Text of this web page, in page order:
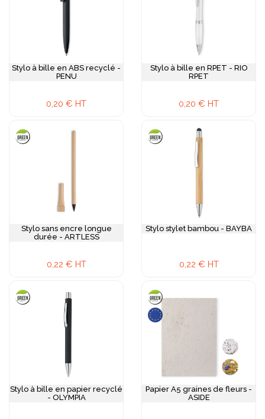
Stylo à bille en ABS recyclé -
PENU
0,20 € HT
Stylo à bille en RPET - RIO
RPET
0,20 € HT
Stylo sans encre longue
durée - ARTLESS
0,22 € HT
Stylo stylet bambou - BAYBA
0,22 € HT
Stylo à bille en papier recyclé
- OLYMPIA
Papier A5 graines de fleurs -
ASIDE